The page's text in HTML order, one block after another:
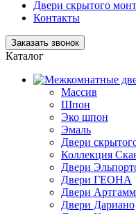
Двери скрытого
Контакты
Заказать звонок
Каталог
Массив
Шпон
Эко шпон
Эмаль
Двери
Коллекция
Двери
Двери ГЕОНА
Двери
Двери Дариано